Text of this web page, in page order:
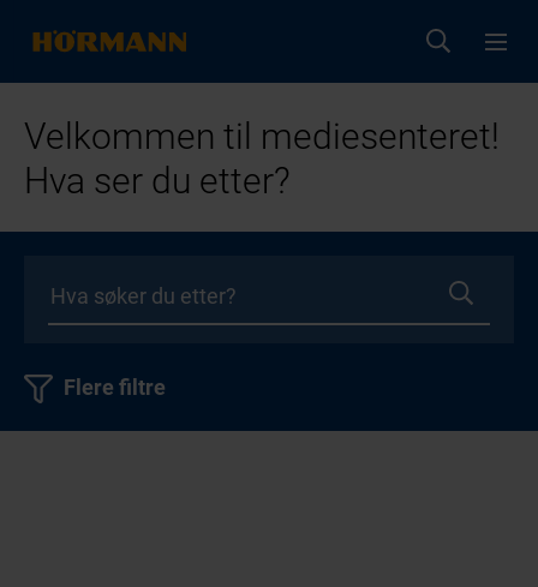
Velkommen til mediesenteret!
Hva ser du etter?
Flere filtre